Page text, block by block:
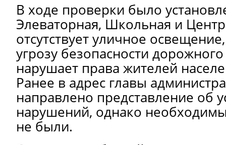
В ходе проверки было
Элеваторная, Школьная и
отсутствует уличное
угрозу безопасности
нарушает права жителей
Ранее в адрес главы
направлено представление об
нарушений, однако
не были.